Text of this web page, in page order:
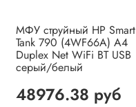
МФУ струйный HP Smart
Tank 790 (4WF66A) A4
Duplex Net WiFi BT USB
серый/белый
48976.38 руб